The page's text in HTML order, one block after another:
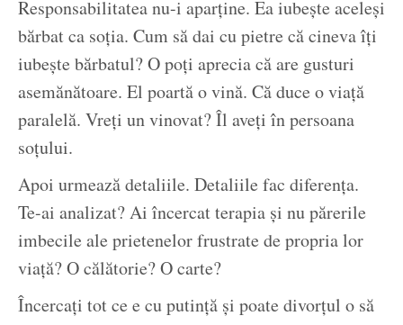
Responsabilitatea nu-i aparține. Ea iubește aceleși
bărbat ca soția. Cum să dai cu pietre că cineva îți
iubește bărbatul? O poți aprecia că are gusturi
asemănătoare. El poartă o vină. Că duce o viață
paralelă. Vreți un vinovat? Îl aveți în persoana
soțului.
Apoi urmează detaliile. Detaliile fac diferența.
Te-ai analizat? Ai încercat terapia și nu părerile
imbecile ale prietenelor frustrate de propria lor
viață? O călătorie? O carte?
Încercați tot ce e cu putință și poate divorțul o să